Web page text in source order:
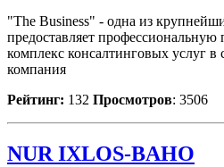
"The Business" - одна из
предоставляет
комплекс консалтинговых услуг в
компания
Рейтинг: 132 Просмотров: 3506
NUR IXLOS-BAHO